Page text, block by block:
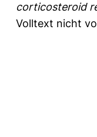
corticosteroid
Volltext nicht